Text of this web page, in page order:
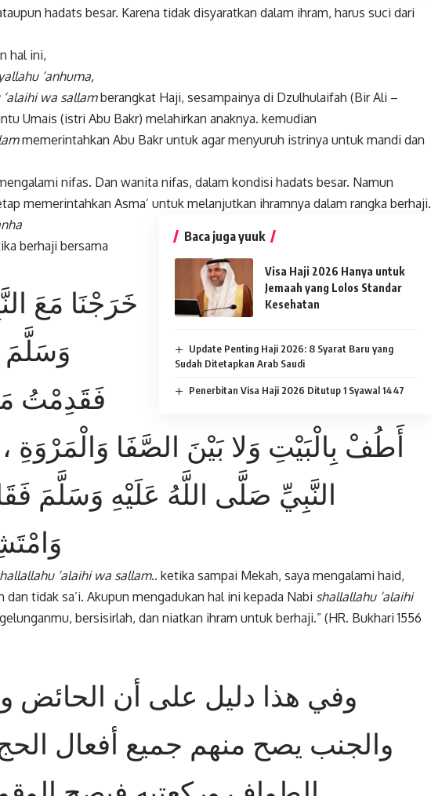
hadats besar. Karena tidak disyaratkan dalam ihram, harus suci dari
hal ini,
‘anhuma,
wa sallamberangkat Haji, sesampainya di Dzulhulaifah (Bir Ali –
Umais (istri Abu Bakr) melahirkan anaknya. kemudian
memerintahkan Abu Bakr untuk agar menyuruh istrinya untuk mandi dan
nifas. Dan wanita nifas, dalam kondisi hadats besar. Namun
memerintahkan Asma’ untuk melanjutkan ihramnya dalam rangka berhaji.
Baca juga yuuk
Visa Haji 2026 Hanya untuk
Jemaah yang Lolos Standar
Kesehatan
Update Penting Haji 2026: 8 Syarat Baru yang
Sudah Ditetapkan Arab Saudi
Penerbitan Visa Haji 2026 Ditutup 1 Syawal 1447
berhaji bersama
خَرَجْنَا مَعَ
وَسَلَّمَ
فَقَدِمْتُ
أَطُفْ بِالْبَيْتِ وَلا بَيْنَ الصَّفَا
النَّبِيِّ صَلَّى اللَّهُ عَلَيْهِ وَسَلَّمَ
‘alaihi wa sallam.. ketika sampai Mekah, saya mengalami haid,
tidak sa’i. Akupun mengadukan hal ini kepada Nabi shallallahu ‘alaihi
bersisirlah, dan niatkan ihram untuk berhaji.” (HR. Bukhari 1556
وفي هذا دليل على أن الحائض
والجنب يصح منهم جميع أفعال الحج